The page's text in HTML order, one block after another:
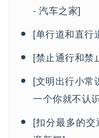
- 汽车之家]
[单行道和直行
[禁止通行和禁
[文明出行小常
一个你就不认
[扣分最多的